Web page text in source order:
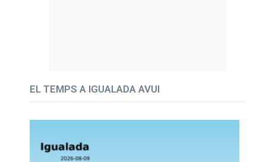
EL TEMPS A IGUALADA AVUI